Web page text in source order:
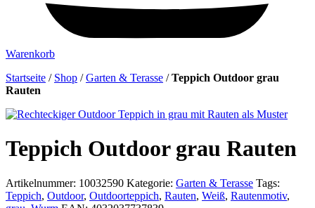
Warenkorb
Startseite / Shop /Garten & Terasse /Teppich Outdoor grau
Rauten
Teppich Outdoor grau Rauten
Artikelnummer: 10032590 Kategorie: Garten & Terasse Tags:
Teppich, Outdoor, Outdoorteppich, Rauten, Weiß, Rautenmotiv,